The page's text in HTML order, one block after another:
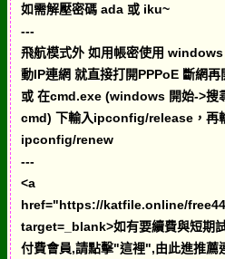
如需解壓密碼 ada 或 iku~
---
飛航模式外 如用帳密使用 windows
動IP連網 就直接打開PPPoE 斷網再
或 在cmd.exe (windows 開始->搜
cmd) 下輸入ipconfig/release，再
ipconfig/renew
---
<a
href="https://katfile.online/
target=_blank>如有要續費與短期
付費會員,請點擊"這裡",由此進推薦